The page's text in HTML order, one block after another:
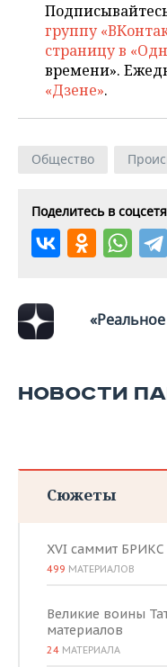
БИЗНЕС-БРАНЧИ
ONLINE-
ОТКРЫТАЯ ЛЕКЦИЯ
ФУТБОЛ
ХОККЕЙ
БАСКЕТБОЛ
ФИГУРНОЕ КАТАНИЕ
ВОДНЫЕ ВИДЫ
ХОККЕЙ С МЯЧОМ
НОВОСТИ
ВЛАСТЬ
ИНФРАСТРУКТУРА
МЕДИЦИНА
ОБРАЗОВАНИЕ
ПРОИСШЕСТВИЯ
ФОТОГАЛЕРЕЯ
СЮЖЕТЫ
СПРАВОЧНИК
группу
страницу в
времени».
«Дзене».
Общество
Поделитесь в
НОВОСТИ
Сюжеты
XVI саммит БРИКС
499 МАТЕРИАЛОВ
Великие воины
материалов
24 МАТЕРИАЛА